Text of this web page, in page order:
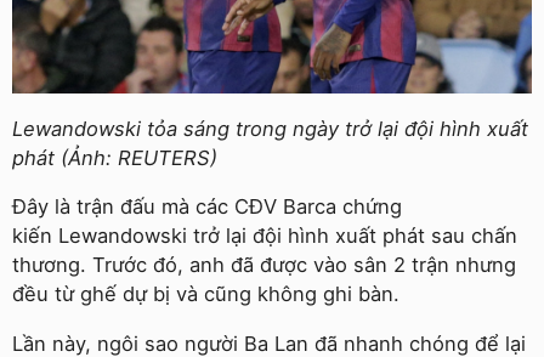
Lewandowski tỏa sáng trong ngày trở lại đội hình xuất
phát (Ảnh: REUTERS)
Đây là trận đấu mà các CĐV Barca chứng
kiến Lewandowski trở lại đội hình xuất phát sau chấn
thương. Trước đó, anh đã được vào sân 2 trận nhưng
đều từ ghế dự bị và cũng không ghi bàn.
Lần này, ngôi sao người Ba Lan đã nhanh chóng để lại